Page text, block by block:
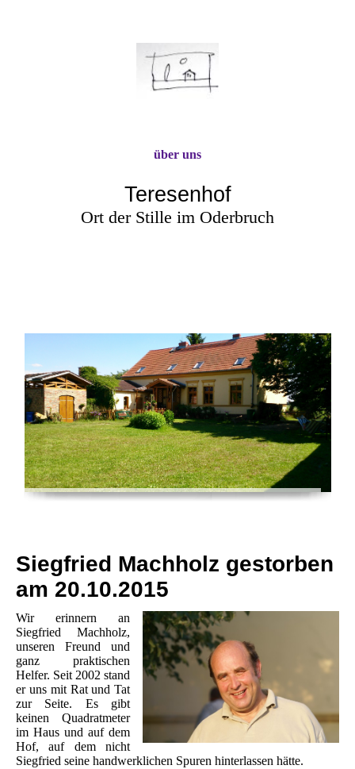
Teresenhof
Ort der Stille im Oderbruch
über uns
Siegfried Machholz gestorben
am 20.10.2015
Wir erinnern an
Siegfried Machholz,
unseren Freund und
ganz praktischen
Helfer. Seit 2002 stand
er uns mit Rat und Tat
zur Seite. Es gibt
keinen Quadratmeter
im Haus und auf dem
Hof, auf dem nicht
Siegfried seine handwerklichen Spuren hinterlassen hätte.